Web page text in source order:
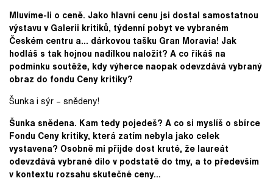
Mluvíme-li o ceně. Jako hlavní cenu jsi dostal samostatnou
výstavu v Galerii kritiků, týdenní pobyt ve vybraném
Českém centru a... dárkovou tašku Gran Moravia! Jak
hodláš s tak hojnou nadílkou naložit? A co říkáš na
podmínku soutěže, kdy výherce naopak odevzdává vybraný
obraz do fondu Ceny kritiky?
Šunka i sýr – snědeny!
Šunka snědena. Kam tedy pojedeš? A co si myslíš o sbírce
Fondu Ceny kritiky, která zatím nebyla jako celek
vystavena? Osobně mi přijde dost kruté, že laureát
odevzdává vybrané dílo v podstatě do tmy, a to především
v kontextu rozsahu skutečné ceny...